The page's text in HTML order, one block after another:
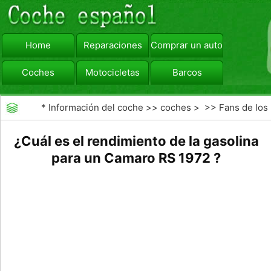
Home Reparaciones Comprar un automóvil
Coches Motocicletas Barcos
viajar Camiones
* Información del coche >>coches > >> Fans de los
¿Cuál es el rendimiento de la gasolina
para un Camaro RS 1972 ?